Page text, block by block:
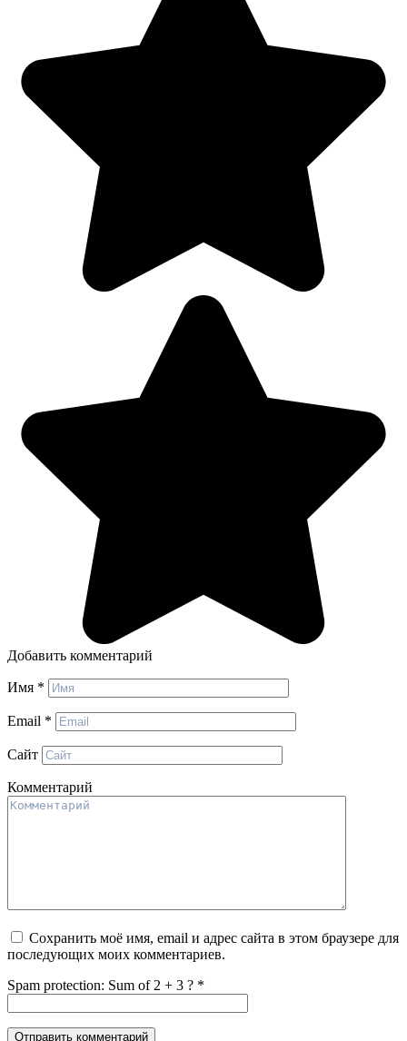
Добавить комментарий
Имя *
Email *
Сайт
Комментарий
Сохранить моё имя, email и адрес сайта в этом браузере для
последующих моих комментариев.
Spam protection: Sum of 2 + 3 ? *